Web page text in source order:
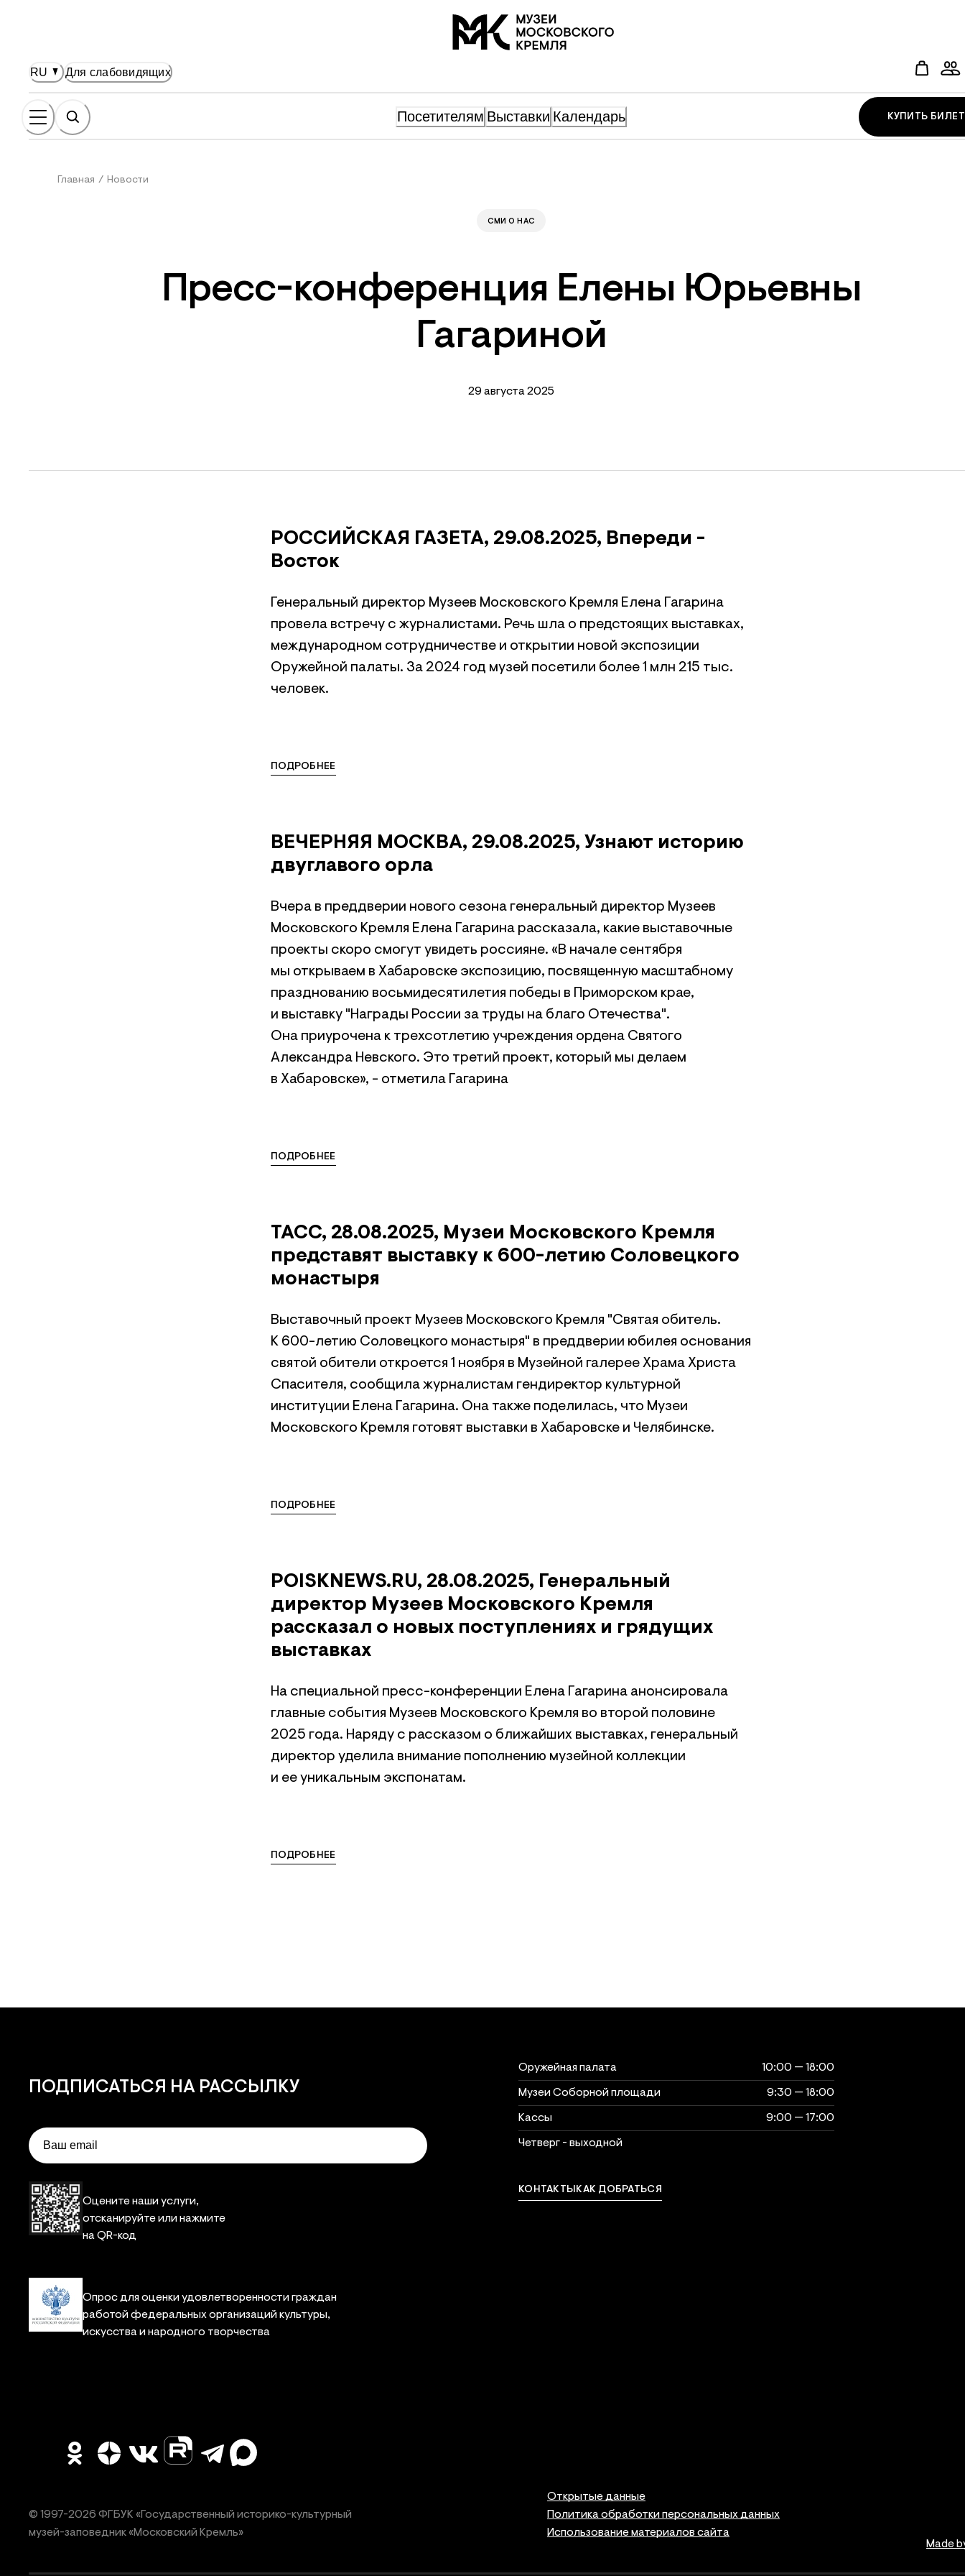
RU Для слабовидящих
На главную
Посетителям Выставки Календарь КУПИТЬ БИЛЕТ
Главная / Новости
СМИ О НАС
Пресс-конференция Елены Юрьевны
Гагариной
29 августа 2025
РОССИЙСКАЯ ГАЗЕТА, 29.08.2025, Впереди -
Восток
Генеральный директор Музеев Московского Кремля Елена Гагарина
провела встречу с журналистами. Речь шла о предстоящих выставках,
международном сотрудничестве и открытии новой экспозиции
Оружейной палаты. За 2024 год музей посетили более 1 млн 215 тыс.
человек.
ПОДРОБНЕЕ
ВЕЧЕРНЯЯ МОСКВА, 29.08.2025, Узнают историю
двуглавого орла
Вчера в преддверии нового сезона генеральный директор Музеев
Московского Кремля Елена Гагарина рассказала, какие выставочные
проекты скоро смогут увидеть россияне. «В начале сентября
мы открываем в Хабаровске экспозицию, посвященную масштабному
празднованию восьмидесятилетия победы в Приморском крае,
и выставку "Награды России за труды на благо Отечества".
Она приурочена к трехсотлетию учреждения ордена Святого
Александра Невского. Это третий проект, который мы делаем
в Хабаровске», - отметила Гагарина
ПОДРОБНЕЕ
ТАСС, 28.08.2025, Музеи Московского Кремля
представят выставку к 600-летию Соловецкого
монастыря
Выставочный проект Музеев Московского Кремля "Святая обитель.
К 600-летию Соловецкого монастыря" в преддверии юбилея основания
святой обители откроется 1 ноября в Музейной галерее Храма Христа
Спасителя, сообщила журналистам гендиректор культурной
институции Елена Гагарина. Она также поделилась, что Музеи
Московского Кремля готовят выставки в Хабаровске и Челябинске.
ПОДРОБНЕЕ
POISKNEWS.RU, 28.08.2025, Генеральный
директор Музеев Московского Кремля
рассказал о новых поступлениях и грядущих
выставках
На специальной пресс-конференции Елена Гагарина анонсировала
главные события Музеев Московского Кремля во второй половине
2025 года. Наряду с рассказом о ближайших выставках, генеральный
директор уделила внимание пополнению музейной коллекции
и ее уникальным экспонатам.
ПОДРОБНЕЕ
ПОДПИСАТЬСЯ НА РАССЫЛКУ
Email
Оцените наши услуги,
отсканируйте или нажмите
на QR-код
Опрос для оценки удовлетворенности граждан
работой федеральных организаций культуры,
искусства и народного творчества
Часы работы объектов музея
Объект Часы работы
Оружейная палата 10:00 — 18:00
Музеи Соборной площади 9:30 — 18:00
Кассы 9:00 — 17:00
Четверг - выходной
Связаться с нами
КОНТАКТЫКАК ДОБРАТЬСЯ
© 1997-2026 ФГБУК «Государственный историко-культурный
музей-заповедник «Московский Кремль»
Открытые данные
Политика обработки персональных данных
Использование материалов сайта
Made